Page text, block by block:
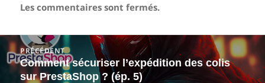
Les commentaires sont fermés.
Navigation
de
l’article
PRÉCÉDENT
Article
précédent :
Comment sécuriser l’expédition des colis
sur PrestaShop ? (ép. 5)